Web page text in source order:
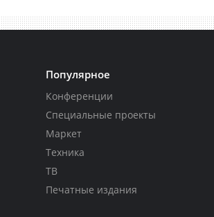
Популярное
Конференции
Специальные проекты
Маркет
Техника
ТВ
Печатные издания